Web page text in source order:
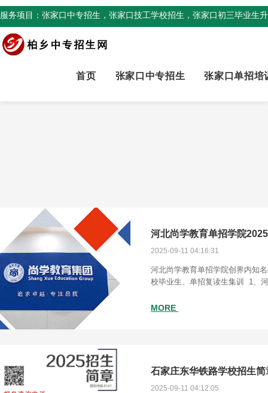
服务项目：张家口中专招生，张家口技工学校招生，张家口初三毕业生
首页 张家口中专招生 张家口单招培
河北尚学教育单招学院
2025-09-11 04:16:31
河北尚学教育单招学院创界内知
校毕业生、单招复读生集训 1、
式 3、独家研发教
MORE
石家庄东华铁路学校招生简
2025-09-11 04:12:05